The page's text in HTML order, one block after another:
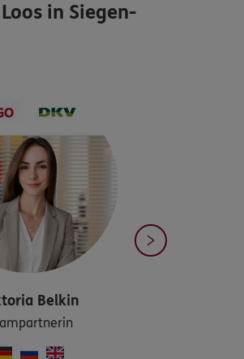
in Siegen-
Belkin